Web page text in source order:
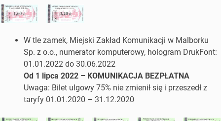
W tle zamek, Miejski Zakład Komunikacji w Malborku
Sp. z o.o., numerator komputerowy, hologram DrukFont:
01.01.2022 do 30.06.2022
Od 1 lipca 2022 – KOMUNIKACJA BEZPŁATNA
Uwaga: Bilet ulgowy 75% nie zmienił się i przeszedł z
taryfy 01.01.2020 – 31.12.2020